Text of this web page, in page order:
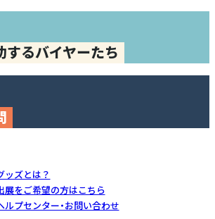
するバイヤーたち
ッズとは？
展をご希望の方はこちら
ルプセンター・お問い合わせ